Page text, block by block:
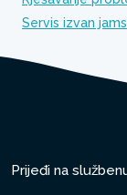
Servis izvan
Prijeđi na